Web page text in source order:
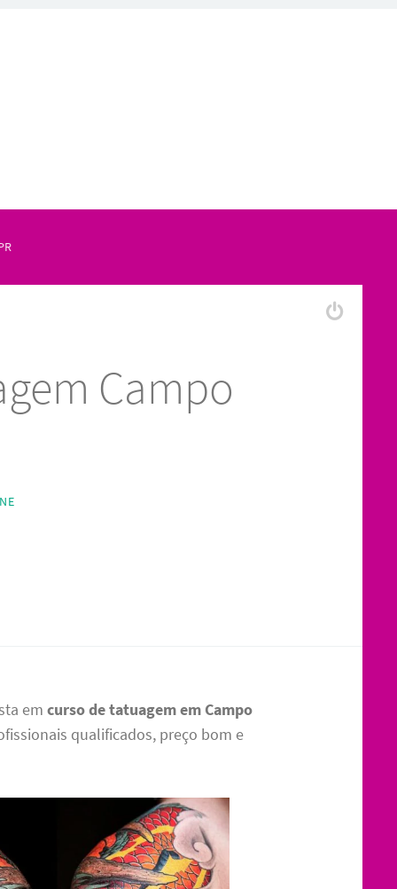
Campo
emcurso de tatuagem em Campo
qualificados, preço bom e